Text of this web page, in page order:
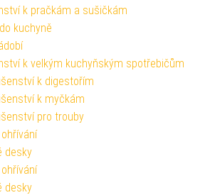
k pračkám a sušičkám
kuchyně
k velkým kuchyňským spotřebičům
k digestořím
k myčkám
pro trouby
desky
desky